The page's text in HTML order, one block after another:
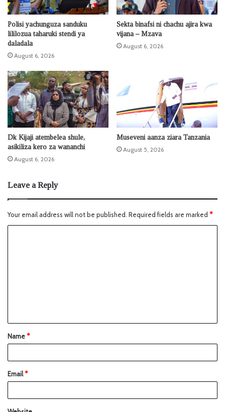
Polisi yachunguza sanduku
lililozua taharuki stendi ya
daladala
August 6, 2026
Sekta binafsi ni chachu ajira kwa
vijana – Mzava
August 6, 2026
Dk Kijaji atembelea shule,
asikiliza kero za wananchi
August 6, 2026
Museveni aanza ziara Tanzania
August 5, 2026
Leave a Reply
Your email address will not be published. Required fields are marked *
Name*
Email*